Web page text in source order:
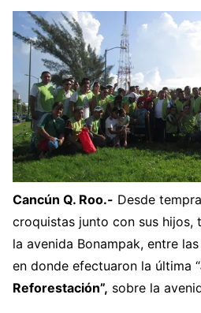
Cancún Q. Roo.- Desde
croquistas junto con sus hijos,
la avenida Bonampak, entre
en donde efectuaron la última “
Reforestación”, sobre la